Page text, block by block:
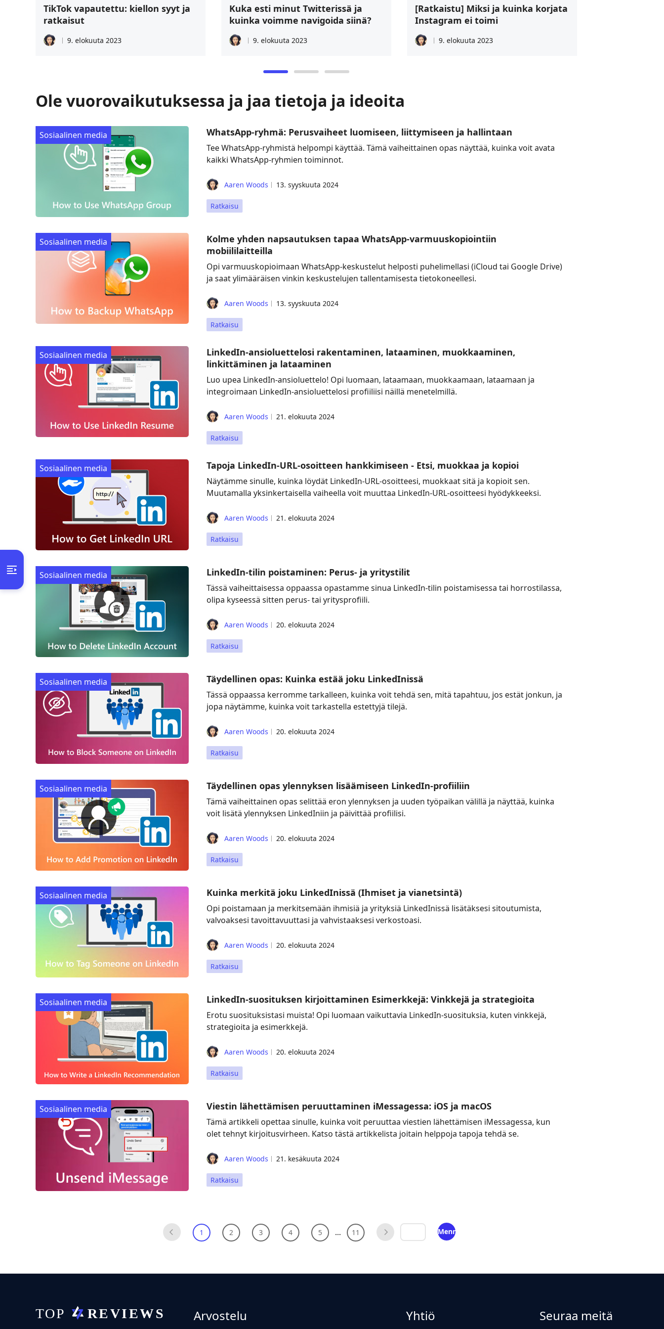
TikTok vapautettu: kiellon syyt ja
ratkaisut
9. elokuuta 2023
Kuka esti minut Twitterissä ja
kuinka voimme navigoida siinä?
9. elokuuta 2023
[Ratkaistu] Miksi ja kuinka korjata
Instagram ei toimi
9. elokuuta 2023
Ole vuorovaikutuksessa ja jaa tietoja ja ideoita
Sosiaalinen media WhatsApp-ryhmä: Perusvaiheet luomiseen, liittymiseen ja hallintaan
Tee WhatsApp-ryhmistä helpompi käyttää. Tämä vaiheittainen opas näyttää, kuinka voit avata
kaikki WhatsApp-ryhmien toiminnot.
Aaren Woods 13. syyskuuta 2024
Ratkaisu
Sosiaalinen media
Kolme yhden napsautuksen tapaa WhatsApp-varmuuskopiointiin
mobiililaitteilla
Opi varmuuskopioimaan WhatsApp-keskustelut helposti puhelimellasi (iCloud tai Google Drive)
ja saat ylimääräisen vinkin keskustelujen tallentamisesta tietokoneellesi.
Aaren Woods 13. syyskuuta 2024
Ratkaisu
Sosiaalinen media
LinkedIn-ansioluettelosi rakentaminen, lataaminen, muokkaaminen,
linkittäminen ja lataaminen
Luo upea LinkedIn-ansioluettelo! Opi luomaan, lataamaan, muokkaamaan, lataamaan ja
integroimaan LinkedIn-ansioluettelosi profiiliisi näillä menetelmillä.
Aaren Woods 21. elokuuta 2024
Ratkaisu
Sosiaalinen media Tapoja LinkedIn-URL-osoitteen hankkimiseen - Etsi, muokkaa ja kopioi
Näytämme sinulle, kuinka löydät LinkedIn-URL-osoitteesi, muokkaat sitä ja kopioit sen.
Muutamalla yksinkertaisella vaiheella voit muuttaa LinkedIn-URL-osoitteesi hyödykkeeksi.
Aaren Woods 21. elokuuta 2024
Ratkaisu
Sosiaalinen media LinkedIn-tilin poistaminen: Perus- ja yritystilit
Tässä vaiheittaisessa oppaassa opastamme sinua LinkedIn-tilin poistamisessa tai horrostilassa,
olipa kyseessä sitten perus- tai yritysprofiili.
Aaren Woods 20. elokuuta 2024
Ratkaisu
Sosiaalinen media Täydellinen opas: Kuinka estää joku LinkedInissä
Tässä oppaassa kerromme tarkalleen, kuinka voit tehdä sen, mitä tapahtuu, jos estät jonkun, ja
jopa näytämme, kuinka voit tarkastella estettyjä tilejä.
Aaren Woods 20. elokuuta 2024
Ratkaisu
Sosiaalinen media Täydellinen opas ylennyksen lisäämiseen LinkedIn-profiiliin
Tämä vaiheittainen opas selittää eron ylennyksen ja uuden työpaikan välillä ja näyttää, kuinka
voit lisätä ylennyksen LinkedIniin ja päivittää profiilisi.
Aaren Woods 20. elokuuta 2024
Ratkaisu
Sosiaalinen media Kuinka merkitä joku LinkedInissä (Ihmiset ja vianetsintä)
Opi poistamaan ja merkitsemään ihmisiä ja yrityksiä LinkedInissä lisätäksesi sitoutumista,
valvoaksesi tavoittavuuttasi ja vahvistaaksesi verkostoasi.
Aaren Woods 20. elokuuta 2024
Ratkaisu
Sosiaalinen media LinkedIn-suosituksen kirjoittaminen Esimerkkejä: Vinkkejä ja strategioita
Erotu suosituksistasi muista! Opi luomaan vaikuttavia LinkedIn-suosituksia, kuten vinkkejä,
strategioita ja esimerkkejä.
Aaren Woods 20. elokuuta 2024
Ratkaisu
Sosiaalinen media Viestin lähettämisen peruuttaminen iMessagessa: iOS ja macOS
Tämä artikkeli opettaa sinulle, kuinka voit peruuttaa viestien lähettämisen iMessagessa, kun
olet tehnyt kirjoitusvirheen. Katso tästä artikkelista joitain helppoja tapoja tehdä se.
Aaren Woods 21. kesäkuuta 2024
Ratkaisu
1 2 3 4 5 ... 11 Mennä
Arvostelu Yhtiö Seuraa meitä